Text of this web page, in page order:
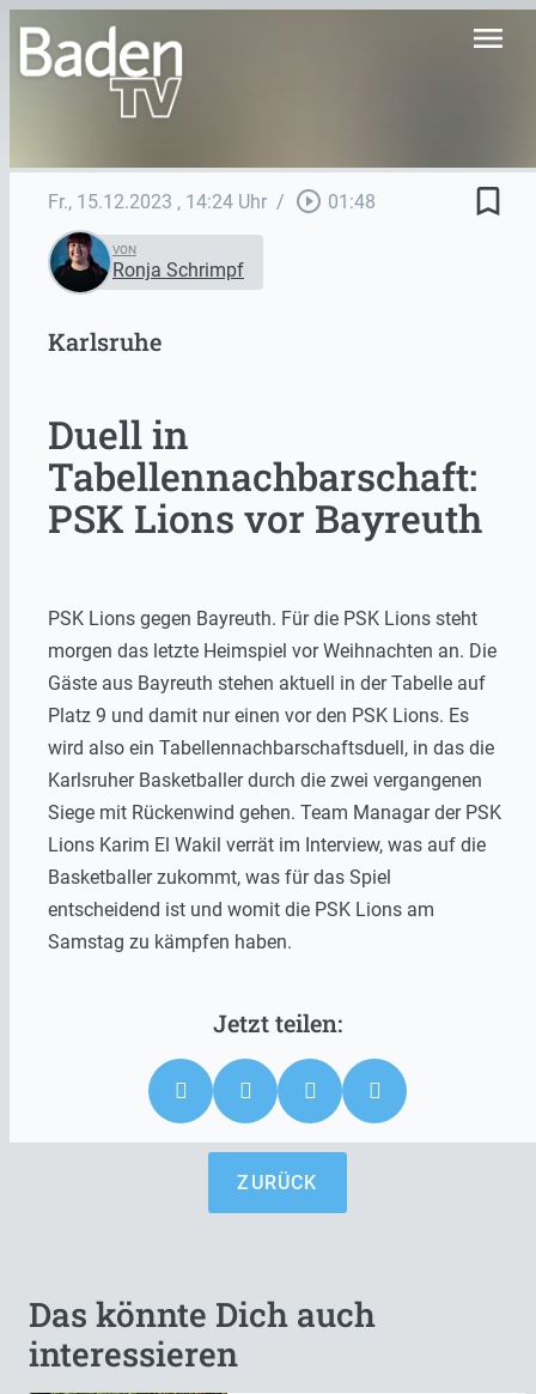
menu
Fr., 15.12.2023 , 14:24 Uhr / play_circle_outline 01:48 bookmark_border
VON
Ronja Schrimpf
Karlsruhe
Duell in
Tabellennachbarschaft:
PSK Lions vor Bayreuth
PSK Lions gegen Bayreuth. Für die PSK Lions steht
morgen das letzte Heimspiel vor Weihnachten an. Die
Gäste aus Bayreuth stehen aktuell in der Tabelle auf
Platz 9 und damit nur einen vor den PSK Lions. Es
wird also ein Tabellennachbarschaftsduell, in das die
Karlsruher Basketballer durch die zwei vergangenen
Siege mit Rückenwind gehen. Team Managar der PSK
Lions Karim El Wakil verrät im Interview, was auf die
Basketballer zukommt, was für das Spiel
entscheidend ist und womit die PSK Lions am
Samstag zu kämpfen haben.
ZURÜCK
Das könnte Dich auch
interessieren